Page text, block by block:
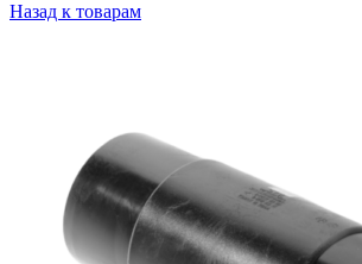
Назад к товарам